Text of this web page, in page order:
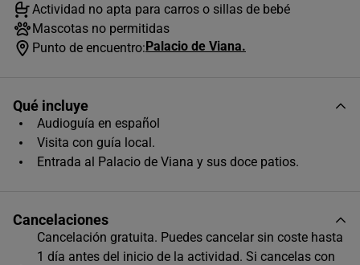
1
2
3
4 5 6 7 8
9
17
18
24
25 26 27
31
10:30
Actividad no apta para carros o sillas de bebé
Mascotas no permitidas
Punto de encuentro:Palacio de Viana.
Qué incluye
Audioguía en español
Visita con guía local.
Entrada al Palacio de Viana y sus doce patios.
Cancelaciones
Cancelación gratuita. Puedes cancelar sin coste hasta
1 día antes del inicio de la actividad. Si cancelas con